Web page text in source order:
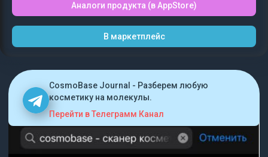
Аналоги продукта (в AppStore)
В маркетплейс
CosmoBase Journal - Разберем любую
косметику на молекулы.
Перейти в Телеграмм Канал